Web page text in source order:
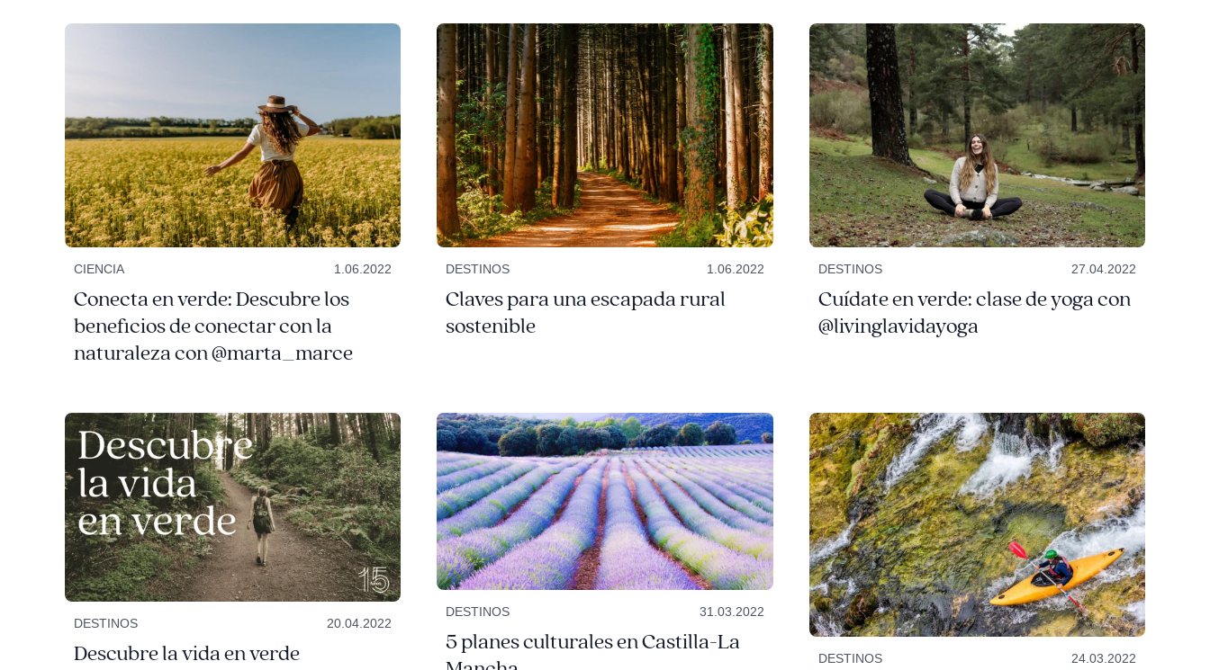
CIENCIA 1.06.2022
Conecta en verde: Descubre los
beneficios de conectar con la
naturaleza con @marta_marce
DESTINOS 1.06.2022
Claves para una escapada rural
sostenible
DESTINOS 27.04.2022
Cuídate en verde: clase de yoga con
@livinglavidayoga
DESTINOS 20.04.2022
Descubre la vida en verde
DESTINOS 31.03.2022
5 planes culturales en Castilla-La
DESTINOS 24.03.2022